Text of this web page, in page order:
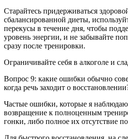
Старайтесь придерживаться
сбалансированной диеты,
перекусы в течение дня, чтобы
уровень энергии, и не забывайте
сразу после тренировки.
Ограничивайте себя в алкоголе и
Вопрос 9: какие ошибки обычно
когда речь заходит о
Частые ошибки, которые я
возвращение к полноценным
гонки, либо полное их отсутствие